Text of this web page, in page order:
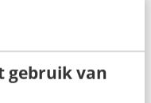
gebruik van
oprechte, rebelse
bij haar